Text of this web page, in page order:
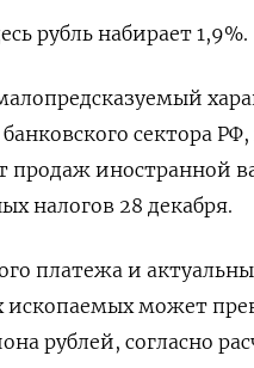
рубль набирает 1,9%.
сектора РФ,
продаж иностранной
налогов 28 декабря.
платежа и
ископаемых может
рублей, согласно